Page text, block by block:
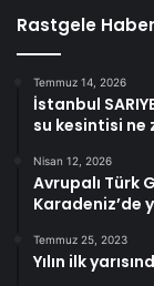
Rastgele
Temmuz 14, 2026
İstanbul
su kesintisi ne
Nisan 12, 2026
Avrupalı Türk
Karadeniz’de
Temmuz 25, 2023
Yılın ilk